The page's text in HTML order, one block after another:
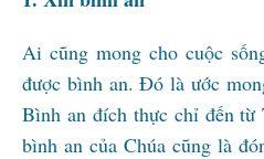
Ai cũng mong cho cuộc
được bình an. Đó là ước
Bình an đích thực chỉ đến
bình an của Chúa cũng là